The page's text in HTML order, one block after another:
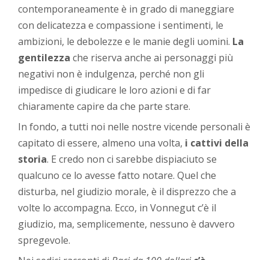
contemporaneamente è in grado di maneggiare
con delicatezza e compassione i sentimenti, le
ambizioni, le debolezze e le manie degli uomini. La
gentilezza che riserva anche ai personaggi più
negativi non è indulgenza, perché non gli
impedisce di giudicare le loro azioni e di far
chiaramente capire da che parte stare.
In fondo, a tutti noi nelle nostre vicende personali è
capitato di essere, almeno una volta, i cattivi della
storia. E credo non ci sarebbe dispiaciuto se
qualcuno ce lo avesse fatto notare. Quel che
disturba, nel giudizio morale, è il disprezzo che a
volte lo accompagna. Ecco, in Vonnegut c’è il
giudizio, ma, semplicemente, nessuno è davvero
spregevole.